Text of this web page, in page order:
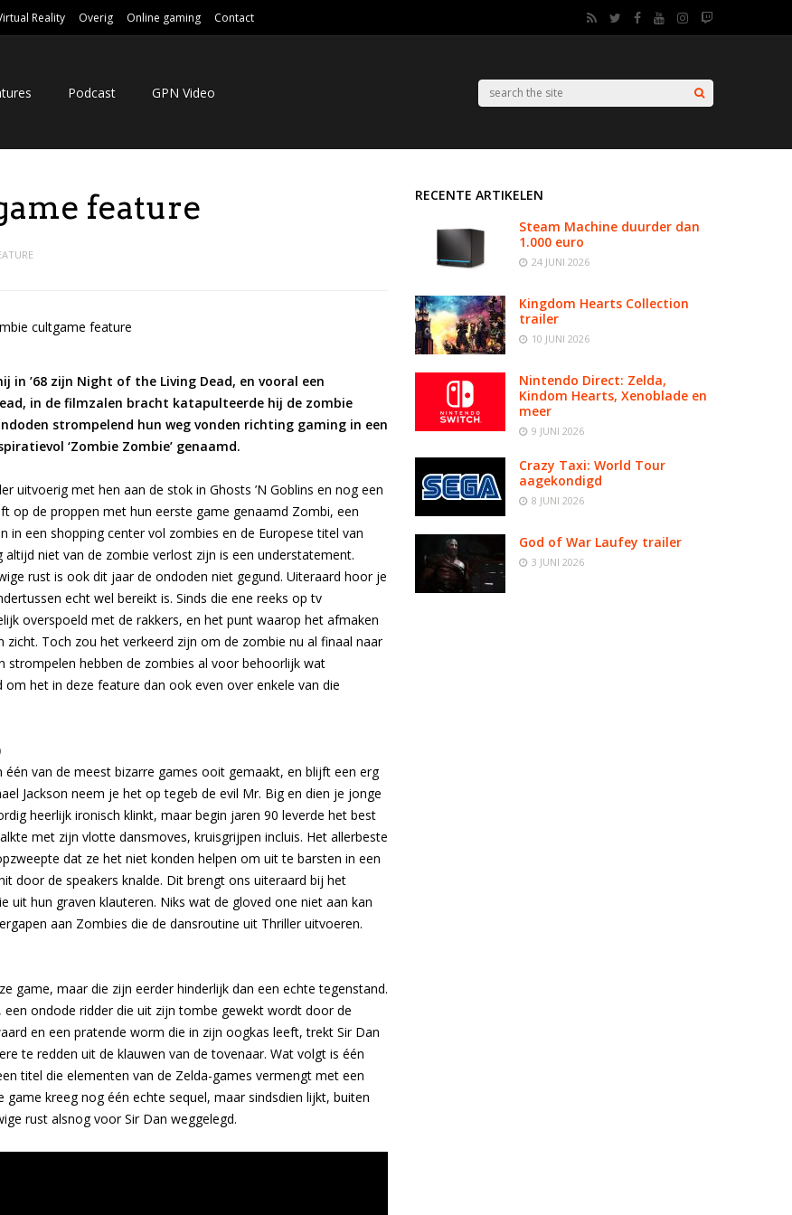
Reality Overig Online gaming Contact
Podcast GPN Video
feature
in ’68 zijn Night of the Living Dead, en vooral een
in de filmzalen bracht katapulteerde hij de zombie
strompelend hun weg vonden richting gaming in een
‘Zombie Zombie’ genaamd.
uitvoerig met hen aan de stok in Ghosts ’N Goblins en nog een
op de proppen met hun eerste game genaamd Zombi, een
een shopping center vol zombies en de Europese titel van
niet van de zombie verlost zijn is een understatement.
rust is ook dit jaar de ondoden niet gegund. Uiteraard hoor je
echt wel bereikt is. Sinds die ene reeks op tv
overspoeld met de rakkers, en het punt waarop het afmaken
Toch zou het verkeerd zijn om de zombie nu al finaal naar
strompelen hebben de zombies al voor behoorlijk wat
het in deze feature dan ook even over enkele van die
van de meest bizarre games ooit gemaakt, en blijft een erg
Jackson neem je het op tegeb de evil Mr. Big en dien je jonge
heerlijk ironisch klinkt, maar begin jaren 90 leverde het best
met zijn vlotte dansmoves, kruisgrijpen incluis. Het allerbeste
dat ze het niet konden helpen om uit te barsten in een
door de speakers knalde. Dit brengt ons uiteraard bij het
hun graven klauteren. Niks wat de gloved one niet aan kan
aan Zombies die de dansroutine uit Thriller uitvoeren.
game, maar die zijn eerder hinderlijk dan een echte tegenstand.
ondode ridder die uit zijn tombe gewekt wordt door de
en een pratende worm die in zijn oogkas leeft, trekt Sir Dan
te redden uit de klauwen van de tovenaar. Wat volgt is één
titel die elementen van de Zelda-games vermengt met een
kreeg nog één echte sequel, maar sindsdien lijkt, buiten
rust alsnog voor Sir Dan weggelegd.
RECENTE ARTIKELEN
Steam Machine duurder dan
1.000 euro
24 JUNI 2026
Kingdom Hearts Collection
trailer
10 JUNI 2026
Nintendo Direct: Zelda,
Kindom Hearts, Xenoblade en
meer
9 JUNI 2026
Crazy Taxi: World Tour
aagekondigd
8 JUNI 2026
God of War Laufey trailer
3 JUNI 2026